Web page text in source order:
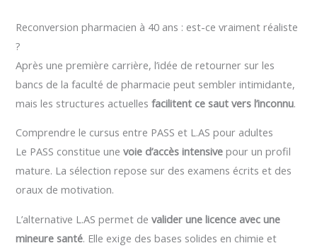
Reconversion pharmacien à 40 ans : est-ce vraiment réaliste
?
Après une première carrière, l’idée de retourner sur les
bancs de la faculté de pharmacie peut sembler intimidante,
mais les structures actuellesfacilitent ce saut vers l’inconnu.
Comprendre le cursus entre PASS et L.AS pour adultes
Le PASS constitue unevoie d’accès intensive pour un profil
mature. La sélection repose sur des examens écrits et des
oraux de motivation.
L’alternative L.AS permet devalider une licence avec une
mineure santé. Elle exige des bases solides en chimie et